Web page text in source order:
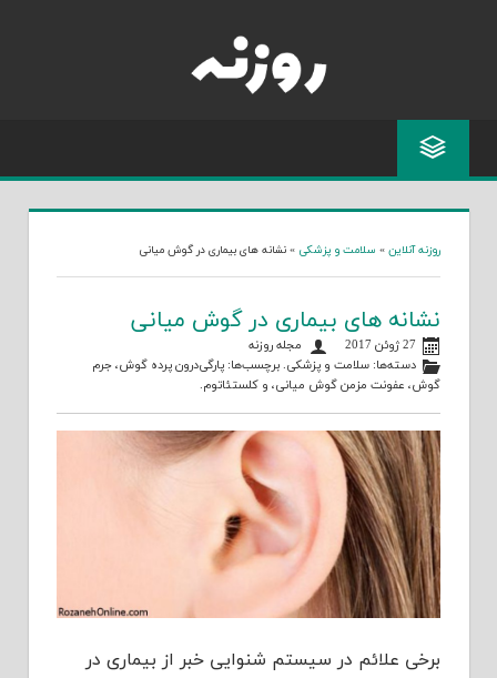
روزنه آنلاین » سلامت و پزشکی » نشانه های بیماری در گوش میانی
نشانه های بیماری در گوش میانی
27 ژوئن 2017
مجله روزنه
دسته‌ها:سلامت و پزشکی. برچسب‌ها:پارگی‌درون پرده گوش،جرم
گوش، عفونت مزمن گوش میانی، و کلستئاتوم.
برخی علائم در سیستم شنوایی خبر از بیماری در